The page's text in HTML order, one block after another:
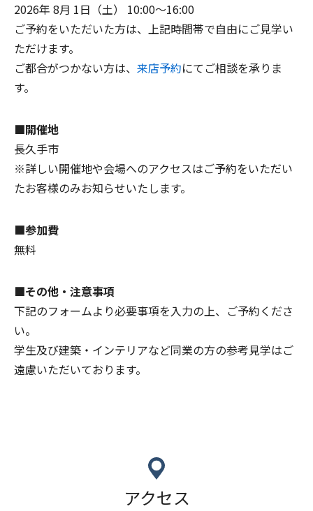
2026年 8月 1日（土） 10:00～16:00
ご予約をいただいた方は、上記時間帯で自由にご見学い
ただけます。
ご都合がつかない方は、 来店予約にてご相談を承りま
す。
■開催地
長久手市
※詳しい開催地や会場へのアクセスはご予約をいただい
たお客様のみお知らせいたします。
■参加費
無料
■その他・注意事項
下記のフォームより必要事項を入力の上、ご予約くださ
い。
学生及び建築・インテリアなど同業の方の参考見学はご
遠慮いただいております。
アクセス